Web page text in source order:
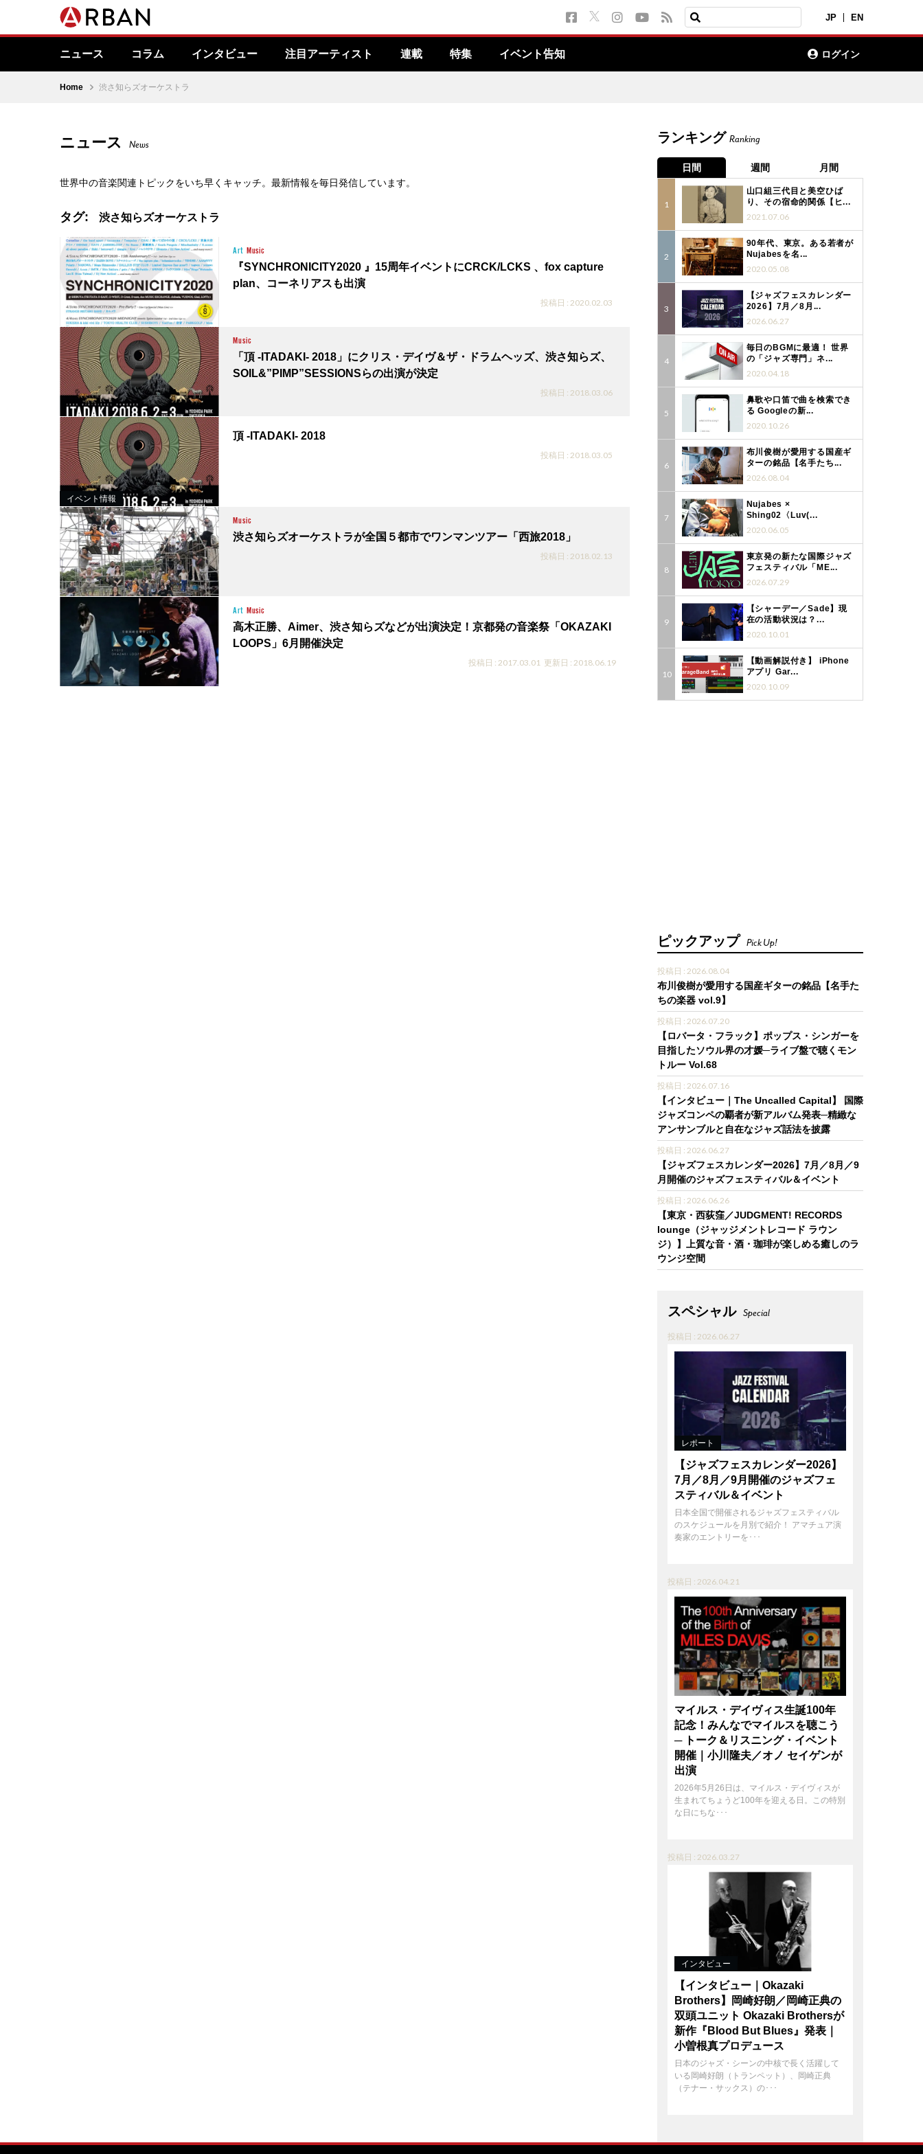
JP EN
ニュース コラム インタビュー 注目アーティスト 連載 特集 イベント告知 ログイン
Home 渋さ知らズオーケストラ
ニュース News
世界中の音楽関連トピックをいち早くキャッチ。最新情報を毎日発信しています。
タグ: 渋さ知らズオーケストラ
Art Music
『SYNCHRONICITY2020 』15周年イベントにCRCK/LCKS 、fox capture
plan、コーネリアスも出演
投稿日 : 2020.02.03
Music
「頂 -ITADAKI- 2018」にクリス・デイヴ＆ザ・ドラムヘッズ、渋さ知らズ、
SOIL&”PIMP”SESSIONSらの出演が決定
投稿日 : 2018.03.06
イベント情報
頂 -ITADAKI- 2018
投稿日 : 2018.03.05
Music
渋さ知らズオーケストラが全国５都市でワンマンツアー「西旅2018」
投稿日 : 2018.02.13
Art Music
高木正勝、Aimer、渋さ知らズなどが出演決定！京都発の音楽祭「OKAZAKI
LOOPS」6月開催決定
投稿日 : 2017.03.01 更新日 : 2018.06.19
ランキング Ranking
日間 週間 月間
山口組三代目と美空ひば
り、その宿命的関係【ヒ...
2021.07.06
90年代、東京。ある若者が
Nujabesを名...
2020.05.08
【ジャズフェスカレンダー
2026】7月／8月...
2026.06.27
毎日のBGMに最適！ 世界
の「ジャズ専門」ネ...
2020.04.18
鼻歌や口笛で曲を検索でき
る Googleの新...
2020.10.26
布川俊樹が愛用する国産ギ
ターの銘品【名手たち...
2026.08.04
Nujabes ×
Shing02〈Luv(...
2020.06.05
東京発の新たな国際ジャズ
フェスティバル「ME...
2026.07.29
【シャーデー／Sade】現
在の活動状況は？...
2020.10.01
【動画解説付き】 iPhone
アプリ Gar...
2020.10.09
ピックアップ Pick Up!
投稿日 : 2026.08.04
布川俊樹が愛用する国産ギターの銘品【名手た
ちの楽器 vol.9】
投稿日 : 2026.07.20
【ロバータ・フラック】ポップス・シンガーを
目指したソウル界の才媛─ライブ盤で聴くモン
トルー Vol.68
投稿日 : 2026.07.16
【インタビュー｜The Uncalled Capital】 国際
ジャズコンペの覇者が新アルバム発表─精緻な
アンサンブルと自在なジャズ話法を披露
投稿日 : 2026.06.27
【ジャズフェスカレンダー2026】7月／8月／9
月開催のジャズフェスティバル＆イベント
投稿日 : 2026.06.26
【東京・西荻窪／JUDGMENT! RECORDS
lounge（ジャッジメントレコード ラウン
ジ）】上質な音・酒・珈琲が楽しめる癒しのラ
ウンジ空間
スペシャル Special
投稿日 : 2026.06.27
レポート
【ジャズフェスカレンダー2026】
7月／8月／9月開催のジャズフェ
スティバル＆イベント
日本全国で開催されるジャズフェスティバル
のスケジュールを月別で紹介！ アマチュア演
奏家のエントリーを･･･
投稿日 : 2026.04.21
マイルス・デイヴィス生誕100年
記念！みんなでマイルスを聴こう
─ トーク＆リスニング・イベント
開催｜小川隆夫／オノ セイゲンが
出演
2026年5月26日は、マイルス・デイヴィスが
生まれてちょうど100年を迎える日。この特別
な日にちな･･･
投稿日 : 2026.03.27
インタビュー
【インタビュー｜Okazaki
Brothers】岡崎好朗／岡崎正典の
双頭ユニット Okazaki Brothersが
新作『Blood But Blues』発表｜
小曽根真プロデュース
日本のジャズ・シーンの中核で長く活躍して
いる岡崎好朗（トランペット）、岡崎正典
（テナー・サックス）の･･･